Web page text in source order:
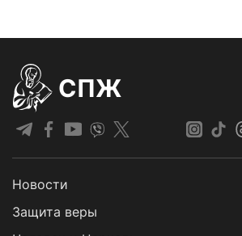
СПЖ
Новости
Защита веры